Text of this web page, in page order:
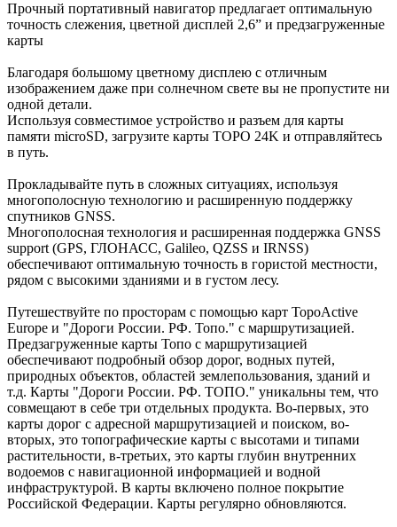
Прочный портативный навигатор предлагает оптимальную
точность слежения, цветной дисплей 2,6” и предзагруженные
карты
Благодаря большому цветному дисплею с отличным
изображением даже при солнечном свете вы не пропустите ни
одной детали.
Используя совместимое устройство и разъем для карты
памяти microSD, загрузите карты TOPO 24K и отправляйтесь
в путь.
Прокладывайте путь в сложных ситуациях, используя
многополосную технологию и расширенную поддержку
спутников GNSS.
Многополосная технология и расширенная поддержка GNSS
support (GPS, ГЛОНАСС, Galileo, QZSS и IRNSS)
обеспечивают оптимальную точность в гористой местности,
рядом с высокими зданиями и в густом лесу.
Путешествуйте по просторам с помощью карт TopoActive
Europe и "Дороги России. РФ. Топо." с маршрутизацией.
Предзагруженные карты Топо с маршрутизацией
обеспечивают подробный обзор дорог, водных путей,
природных объектов, областей землепользования, зданий и
т.д. Карты "Дороги России. РФ. ТОПО." уникальны тем, что
совмещают в себе три отдельных продукта. Во-первых, это
карты дорог с адресной маршрутизацией и поиском, во-
вторых, это топографические карты с высотами и типами
растительности, в-третьих, это карты глубин внутренних
водоемов с навигационной информацией и водной
инфраструктурой. В карты включено полное покрытие
Российской Федерации. Карты регулярно обновляются.